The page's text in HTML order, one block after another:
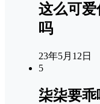
这么可
吗
23年5月12日
5
柒柒要乖